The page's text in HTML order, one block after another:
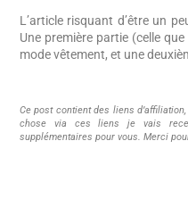
L’article risquant d’être un
Une première partie (celle
mode vêtement, et une
Ce post contient des liens
chose via ces liens je vais
supplémentaires pour vous. Merci